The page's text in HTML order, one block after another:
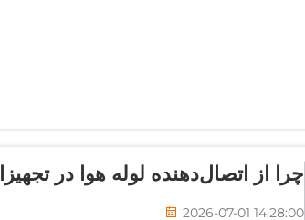
چرا از اتصال‌دهنده لوله هوا در
2026-07-01 14:28:00